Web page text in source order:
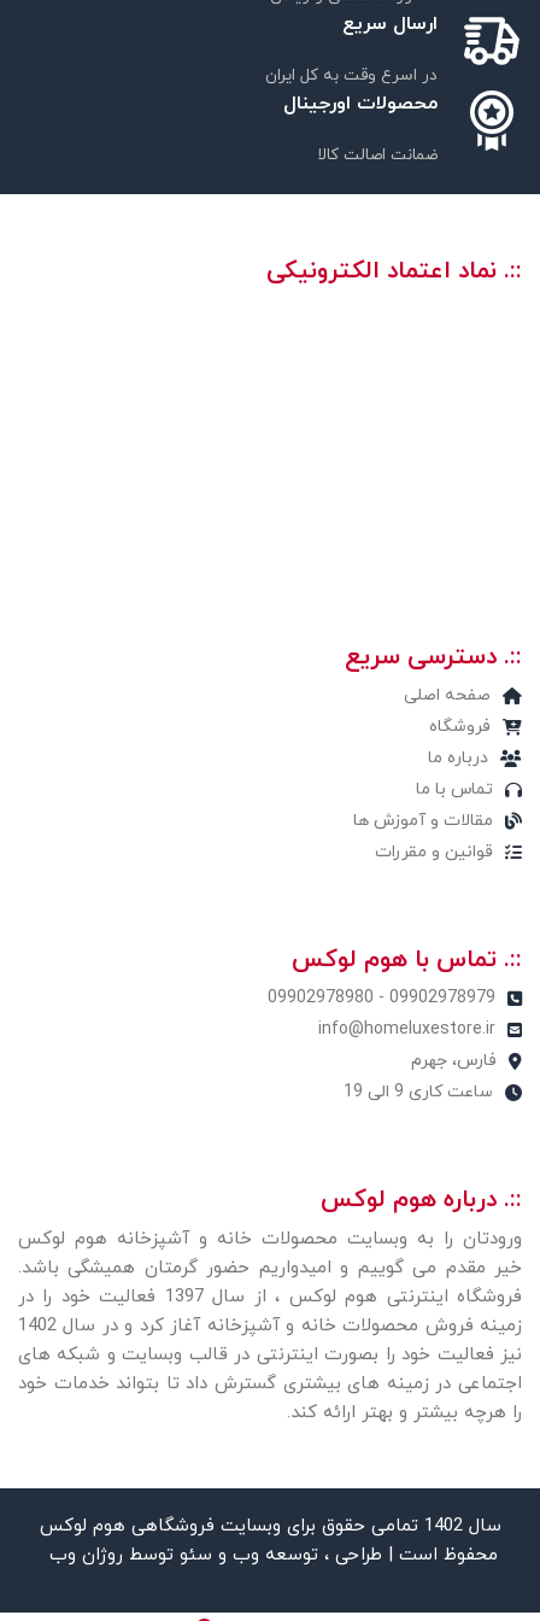
ارسال سریع
در اسرع وقت به کل ایران
محصولات اورجینال
ضمانت اصالت کالا
::. نماد اعتماد الکترونیکی
::. دسترسی سریع
صفحه اصلی
فروشگاه
درباره ما
تماس با ما
مقالات و آموزش ها
قوانین و مقررات
::. تماس با هوم لوکس
09902978979 - 09902978980
info@homeluxestore.ir
فارس، جهرم
ساعت کاری 9 الی 19
::. درباره هوم لوکس
ورودتان را به وبسایت محصولات خانه و آشپزخانه هوم لوکس
خیر مقدم می گوییم و امیدواریم حضور گرمتان همیشگی باشد.
فروشگاه اینترنتی هوم لوکس ، از سال 1397 فعالیت خود را در
زمینه فروش محصولات خانه و آشپزخانه آغاز کرد و در سال 1402
نیز فعالیت خود را بصورت اینترنتی در قالب وبسایت و شبکه های
اجتماعی در زمینه های بیشتری گسترش داد تا بتواند خدمات خود
را هرچه بیشتر و بهتر ارائه کند.
سال 1402 تمامی حقوق برای وبسایت فروشگاهی هوم لوکس
محفوظ است | طراحی ، توسعه وب و سئو توسط روژان وب